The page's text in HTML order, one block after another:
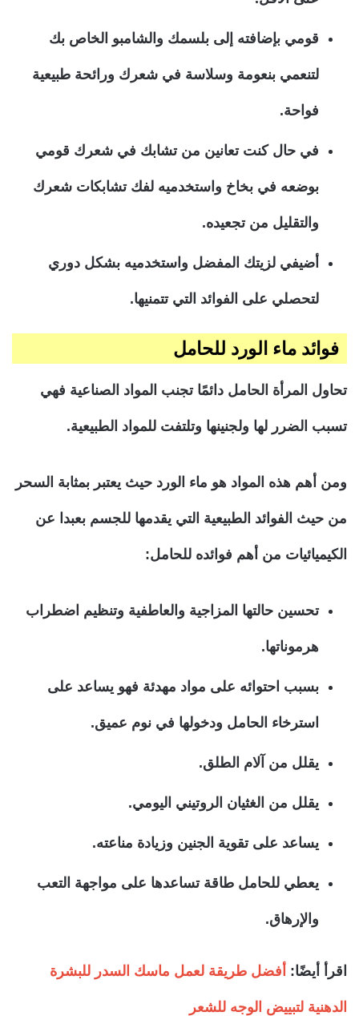
قومي بإضافته إلى بلسمك والشامبو الخاص بك
لتنعمي بنعومة وسلاسة في شعرك ورائحة طبيعية
فواحة.
في حال كنت تعانين من تشابك في شعرك قومي
بوضعه في بخاخ واستخدميه لفك تشابكات شعرك
والتقليل من تجعيده.
أضيفي لزيتك المفضل واستخدميه بشكل دوري
لتحصلي على الفوائد التي تتمنيها.
فوائد ماء الورد للحامل
تحاول المرأة الحامل دائمًا تجنب المواد الصناعية فهي
تسبب الضرر لها ولجنينها وتلتفت للمواد الطبيعية.
ومن أهم هذه المواد هو ماء الورد حيث يعتبر بمثابة السحر
من حيث الفوائد الطبيعية التي يقدمها للجسم بعبدا عن
الكيميائيات من أهم فوائده للحامل:
تحسين حالتها المزاجية والعاطفية وتنظيم اضطراب
هرموناتها.
بسبب احتوائه على مواد مهدئة فهو يساعد على
استرخاء الحامل ودخولها في نوم عميق.
يقلل من آلام الطلق.
يقلل من الغثيان الروتيني اليومي.
يساعد على تقوية الجنين وزيادة مناعته.
يعطي للحامل طاقة تساعدها على مواجهة التعب
والإرهاق.
اقرأ أيضًا: أفضل طريقة لعمل ماسك السدر للبشرة
الدهنية لتبييض الوجه للشعر